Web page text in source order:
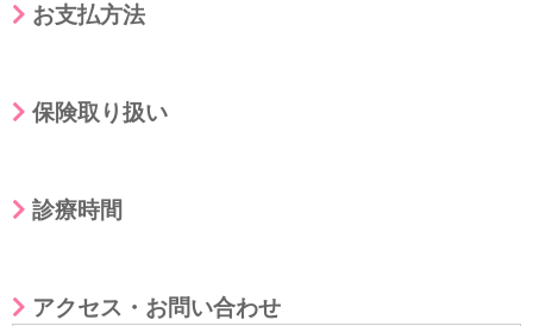
お支払方法
保険取り扱い
診療時間
アクセス・お問い合わせ